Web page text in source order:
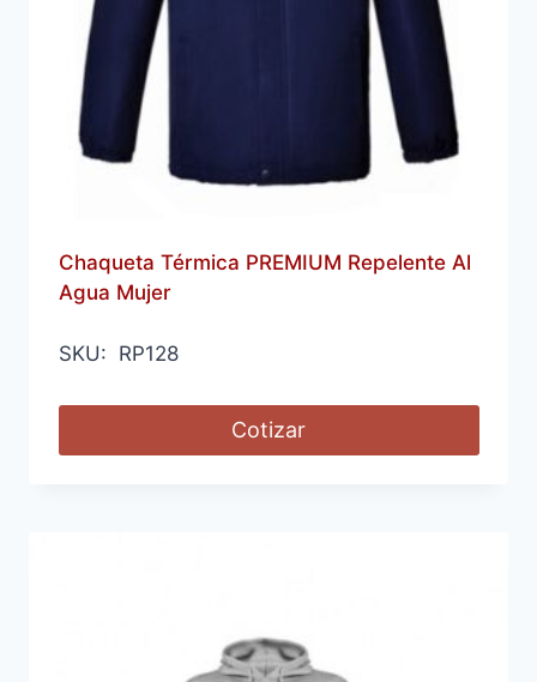
Chaqueta Térmica PREMIUM Repelente Al
Agua Mujer
SKU: RP128
Cotizar